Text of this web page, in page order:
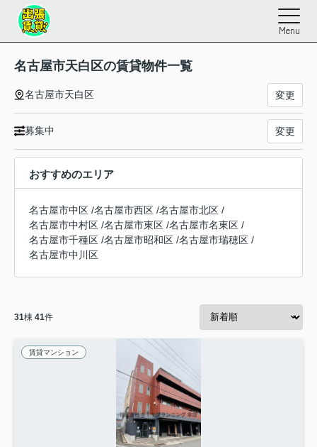
Menu
名古屋市天白区の賃貸物件一覧
名古屋市天白区 変更
募集中 変更
おすすめのエリア
名古屋市中区 /名古屋市西区 /名古屋市北区 /
名古屋市中村区 /名古屋市東区 /名古屋市名東区 /
名古屋市千種区 /名古屋市昭和区 /名古屋市瑞穂区 /
名古屋市中川区
31棟 41件
賃貸マンション